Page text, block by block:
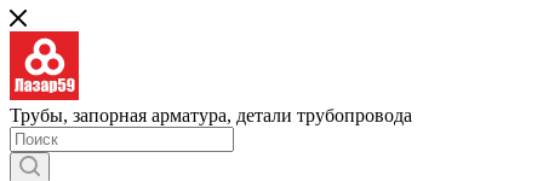
Трубы, запорная арматура, детали трубопровода